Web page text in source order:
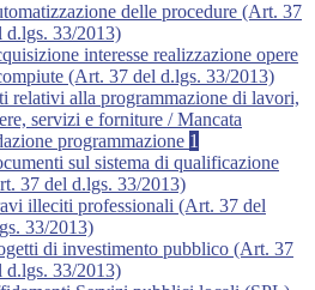
delle procedure (Art. 37
d.lgs. 33/2013)
interesse realizzazione opere
(Art. 37 del d.lgs. 33/2013)
relativi alla programmazione di lavori,
servizi e forniture / Mancata
programmazione 1
sul sistema di qualificazione
37 del d.lgs. 33/2013)
illeciti professionali (Art. 37 del
33/2013)
di investimento pubblico (Art. 37
d.lgs. 33/2013)